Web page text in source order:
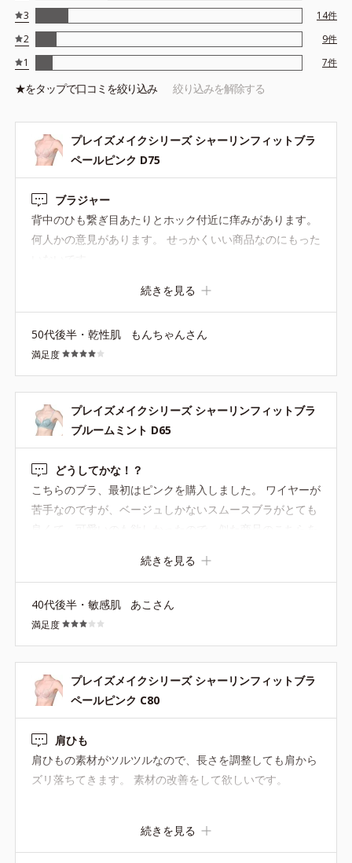
3
14件
2
9件
1
7件
★をタップで口コミを絞り込み 絞り込みを解除する
プレイズメイクシリーズ シャーリンフィットブラ
ペールピンク D75
ブラジャー
背中のひも繋ぎ目あたりとホック付近に痒みがあります。
何人かの意見があります。 せっかくいい商品なのにもった
続きを見る
50代後半・乾性肌 もんちゃんさん
満足度
プレイズメイクシリーズ シャーリンフィットブラ
ブルームミント D65
どうしてかな！？
こちらのブラ、最初はピンクを購入しました。 ワイヤーが
苦手なのですが、ベージュしかないスムースブラがとても
いし、肩紐も柔らかい。仕事で動きまわってもズレない
し！レビューで痒くなると言っている方もいましたが、私
は大丈夫でした。 そしてミントが出たので追加で購入。
が、痒い！！背中のホック周辺がすごく痒い！ なぜでしょ
うか？同じ商品なのに、ピンクは大丈夫でミントは痒い…
付け心地はとてもいいので残念です。今後も使いたいので
改善して頂きたいです！ どうかよろしくお願いします！
続きを見る
40代後半・敏感肌 あこさん
満足度
プレイズメイクシリーズ シャーリンフィットブラ
ペールピンク C80
肩ひも
肩ひもの素材がツルツルなので、長さを調整しても肩から
ズリ落ちてきます。 素材の改善をして欲しいです。
続きを見る